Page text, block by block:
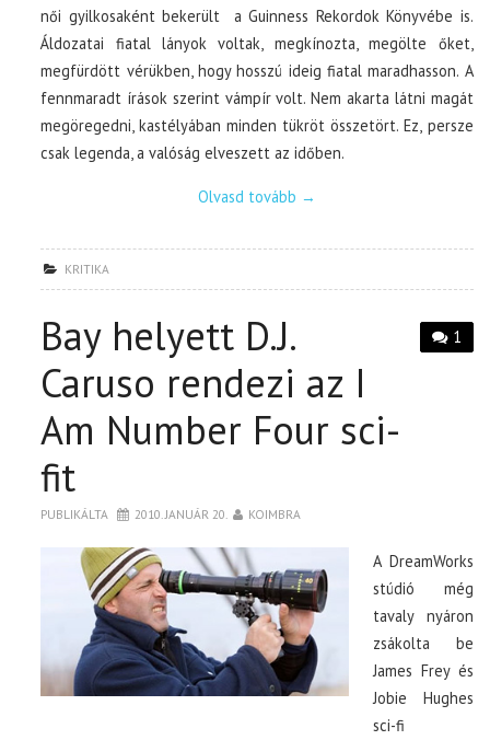
női gyilkosaként bekerült a Guinness Rekordok Könyvébe is.
Áldozatai fiatal lányok voltak, megkínozta, megölte őket,
megfürdött vérükben, hogy hosszú ideig fiatal maradhasson. A
fennmaradt írások szerint vámpír volt. Nem akarta látni magát
megöregedni, kastélyában minden tükröt összetört. Ez, persze
csak legenda, a valóság elveszett az időben.
Olvasd tovább →
KRITIKA
1
Bay helyett D.J.
Caruso rendezi az I
Am Number Four sci-
fit
PUBLIKÁLTA 2010. JANUÁR 20. KOIMBRA
A DreamWorks
stúdió még
tavaly nyáron
zsákolta be
James Frey és
Jobie Hughes
sci-fi